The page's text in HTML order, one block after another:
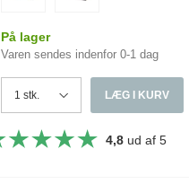
På lager
Varen sendes indenfor 0-1 dag
LÆG I KURV
4,8ud af 5